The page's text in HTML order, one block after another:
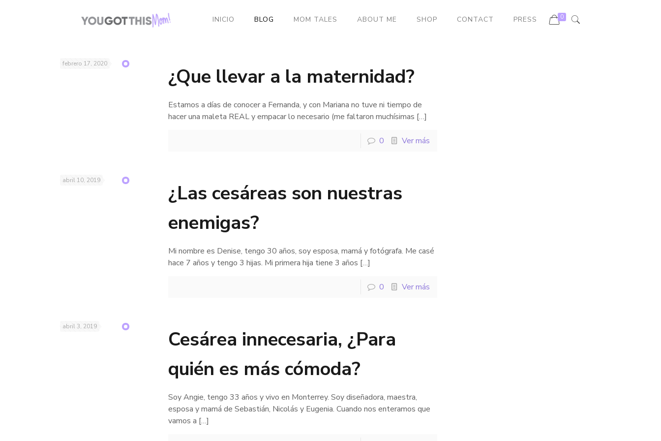
INICIO BLOG MOM TALES ABOUT ME SHOP CONTACT PRESS 0
febrero 17, 2020
¿Que llevar a la maternidad?
Estamos a días de conocer a Fernanda, y con Mariana no tuve ni tiempo de
hacer una maleta REAL y empacar lo necesario (me faltaron muchísimas […]
0 Ver más
abril 10, 2019
¿Las cesáreas son nuestras
enemigas?
Mi nombre es Denise, tengo 30 años, soy esposa, mamá y fotógrafa. Me casé
hace 7 años y tengo 3 hijas. Mi primera hija tiene 3 años […]
0 Ver más
abril 3, 2019
Cesárea innecesaria, ¿Para
quién es más cómoda?
Soy Angie, tengo 33 años y vivo en Monterrey. Soy diseñadora, maestra,
esposa y mamá de Sebastián, Nicolás y Eugenia. Cuando nos enteramos que
vamos a […]